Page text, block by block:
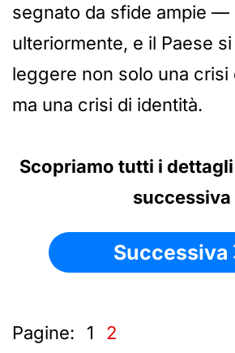
segnato da sfide ampie —
ulteriormente, e il Paese
leggere non solo una crisi
ma una crisi di identità.
Scopriamo tutti i
successiva
Successiva
Pagine: 1 2